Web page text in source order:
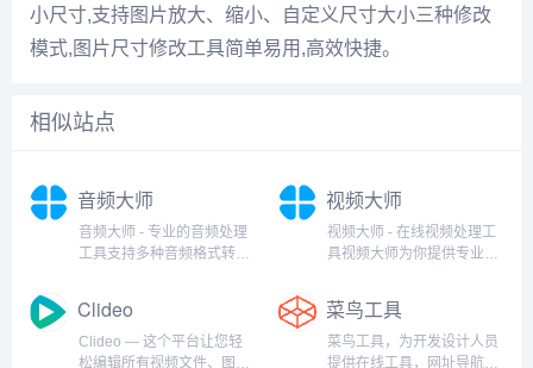
小尺寸,支持图片放大、缩小、自定义尺寸大小三种修改
模式,图片尺寸修改工具简单易用,高效快捷。
相似站点
音频大师
音频大师 - 专业的音频处理
工具支持多种音频格式转
册、安全可靠音频大师提供
专业的在线音频处理工具，
支持MP3、WAV、AAC、
视频大师
视频大师 - 在线视频处理工
具视频大师为你提供专业的
缩、转码、剪辑、去水印、
合并等常用场景。 无需下载
客户端，打开网页即可快速
完成处理。...
Clideo
Clideo — 这个平台让您轻
松编辑所有视频文件、图片
菜鸟工具
菜鸟工具，为开发设计人员
提供在线工具，网址导航，